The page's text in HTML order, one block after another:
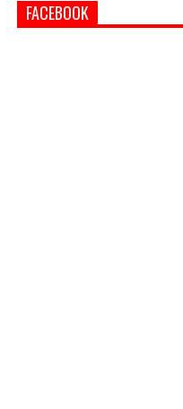
PASAR MURAH
FACEBOOK